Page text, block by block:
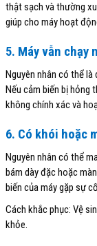
thật sạch và thường
giúp cho máy hoạt
5. Máy vẫn chạy
Nguyên nhân có thể
Nếu cảm biến bị hỏng
không chính xác và
6. Có khói hoặc
Nguyên nhân có thể
bám dày đặc hoặc
biến của máy gặp sự
Cách khắc phục: Vệ
khỏe.